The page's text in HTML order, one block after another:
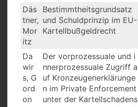
Däs
tner,
Mor
itz
Bestimmtheitsgrundsatz
und Schuldprinzip im EU-
Kartellbußgeldrecht
Da
wir
s, G
ord
on
Der vorprozessuale und i
nnerprozessuale Zugriff a
uf Kronzeugenerklärunge
n im Private Enforcement
unter der Kartellschadens